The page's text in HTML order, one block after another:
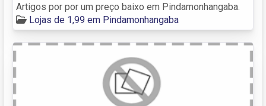
Artigos por por um preço baixo em Pindamonhangaba.
Lojas de 1,99 em Pindamonhangaba